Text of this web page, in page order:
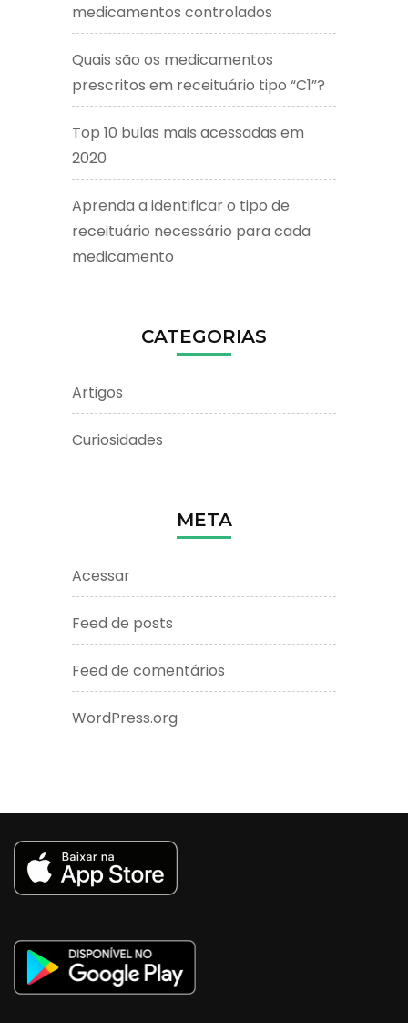
medicamentos controlados
Quais são os medicamentos
prescritos em receituário tipo “C1”?
Top 10 bulas mais acessadas em
2020
Aprenda a identificar o tipo de
receituário necessário para cada
medicamento
CATEGORIAS
Artigos
Curiosidades
META
Acessar
Feed de posts
Feed de comentários
WordPress.org